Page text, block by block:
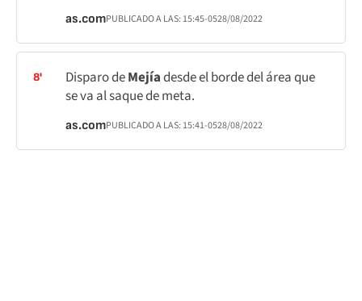
as.comPUBLICADO A LAS: 15:45-0528/08/2022
8' Disparo deMejíadesde el borde del área que
se va al saque de meta.
as.comPUBLICADO A LAS: 15:41-0528/08/2022